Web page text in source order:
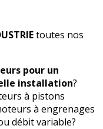
toutes nos
pour un
installation?
à pistons
à engrenages
débit variable?